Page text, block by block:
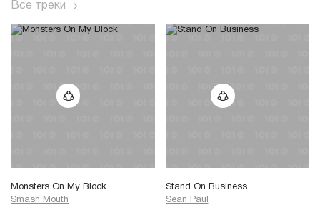
Все треки
Monsters On My Block
Smash Mouth
Stand On Business
Sean Paul